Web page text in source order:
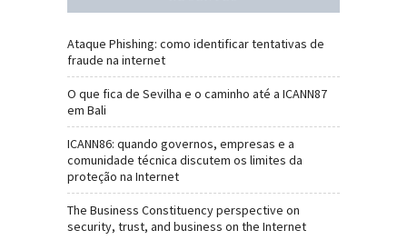
Ataque Phishing: como identificar tentativas de
fraude na internet
O que fica de Sevilha e o caminho até a ICANN87
em Bali
ICANN86: quando governos, empresas e a
comunidade técnica discutem os limites da
proteção na Internet
The Business Constituency perspective on
security, trust, and business on the Internet